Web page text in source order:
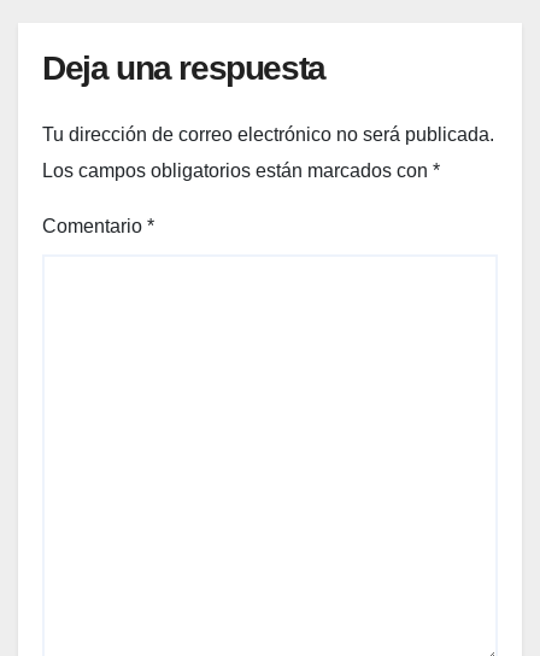
Deja una respuesta
Tu dirección de correo electrónico no será publicada.
Los campos obligatorios están marcados con *
Comentario *